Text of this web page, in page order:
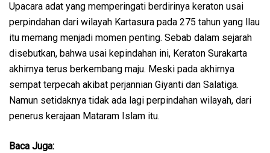
Upacara adat yang memperingati berdirinya keraton usai
perpindahan dari wilayah Kartasura pada 275 tahun yang llau
itu memang menjadi momen penting. Sebab dalam sejarah
disebutkan, bahwa usai kepindahan ini, Keraton Surakarta
akhirnya terus berkembang maju. Meski pada akhirnya
sempat terpecah akibat perjannian Giyanti dan Salatiga.
Namun setidaknya tidak ada lagi perpindahan wilayah, dari
penerus kerajaan Mataram Islam itu.
Baca Juga: